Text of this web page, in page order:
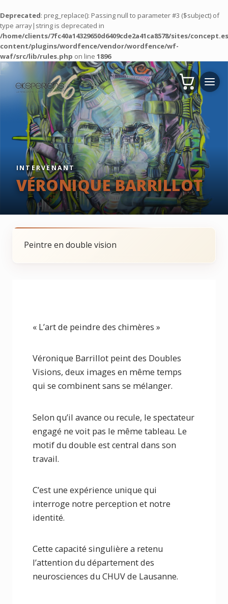
Deprecated: preg_replace(): Passing null to parameter #3 ($subject) of
type array|string is deprecated in
/home/clients/7fc40a14329650d6409cde2a41ca8578/sites/
content/plugins/wordfence/vendor/wordfence/wf-
waf/src/lib/rules.php on line 1896
INTERVENANT
VÉRONIQUE BARRILLOT
Peintre en double vision
« L’art de peindre des chimères »
Véronique Barrillot peint des Doubles
Visions, deux images en même temps
qui se combinent sans se mélanger.
Selon qu’il avance ou recule, le spectateur
engagé ne voit pas le même tableau. Le
motif du double est central dans son
travail.
C’est une expérience unique qui
interroge notre perception et notre
identité.
Cette capacité singulière a retenu
l’attention du département des
neurosciences du CHUV de Lausanne.